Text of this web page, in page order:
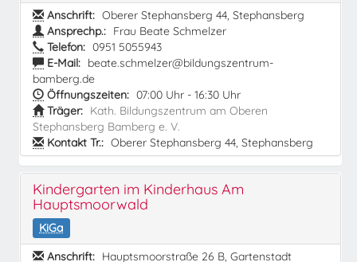
Anschrift: Oberer Stephansberg 44, Stephansberg
Ansprechp.: Frau Beate Schmelzer
Telefon: 0951 5055943
E-Mail: beate.schmelzer@bildungszentrum-
bamberg.de
Öffnungszeiten: 07:00 Uhr - 16:30 Uhr
Träger: Kath. Bildungszentrum am Oberen
Stephansberg Bamberg e. V.
Kontakt Tr.: Oberer Stephansberg 44, Stephansberg
Kindergarten im Kinderhaus Am
Hauptsmoorwald
KiGa
Anschrift: Hauptsmoorstraße 26 B, Gartenstadt